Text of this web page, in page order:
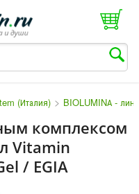
(Италия) > BIOLUMINА -
комплексом
Vitamin
/ EGIA
V W